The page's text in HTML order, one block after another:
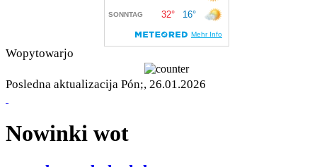
Wopytowarjo
Posledna aktualizacija Pón;, 26.01.2026
Nowinki wot